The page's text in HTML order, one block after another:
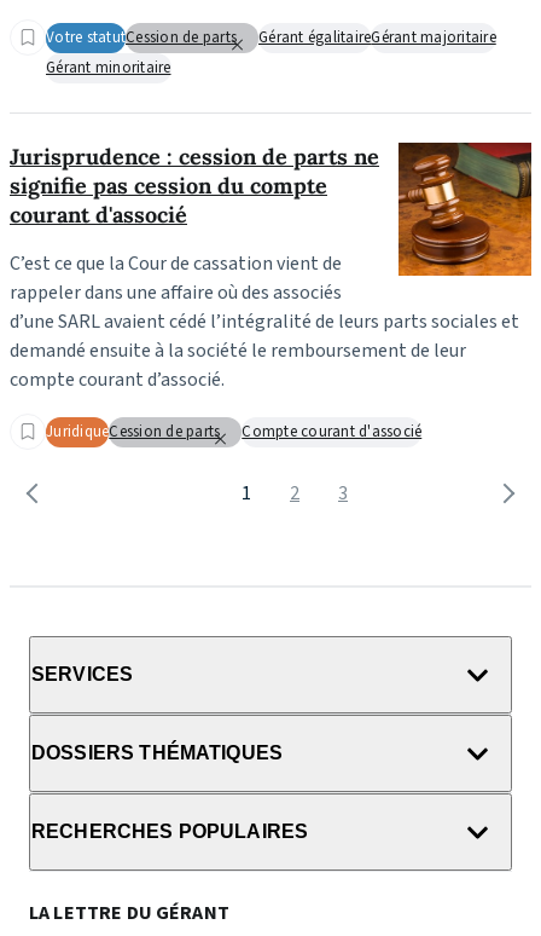
Votre statutCession de parts Gérant égalitaireGérant majoritaire
Gérant minoritaire
Jurisprudence : cession de parts ne
signifie pas cession du compte
courant d'associé
C’est ce que la Cour de cassation vient de
rappeler dans une affaire où des associés
d’une SARL avaient cédé l’intégralité de leurs parts sociales et
demandé ensuite à la société le remboursement de leur
compte courant d’associé.
JuridiqueCession de parts Compte courant d'associé
1 2 3
SERVICES
DOSSIERS THÉMATIQUES
RECHERCHES POPULAIRES
LA LETTRE DU GÉRANT